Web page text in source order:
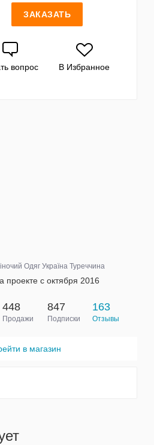
ЗАКАЗАТЬ
вопрос В Избранное
Одяг Україна Туреччина
проекте с октября 2016
448
Продажи
847
Подписки
163
Отзывы
в магазин